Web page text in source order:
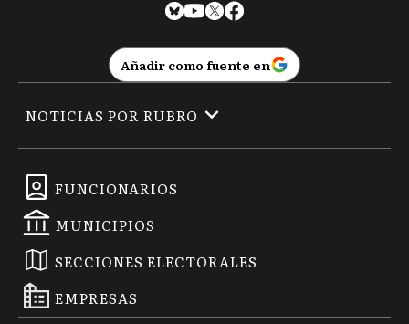
Añadir como fuente en
FUNCIONARIOS
MUNICIPIOS
SECCIONES ELECTORALES
EMPRESAS
NOTICIAS POR RUBRO